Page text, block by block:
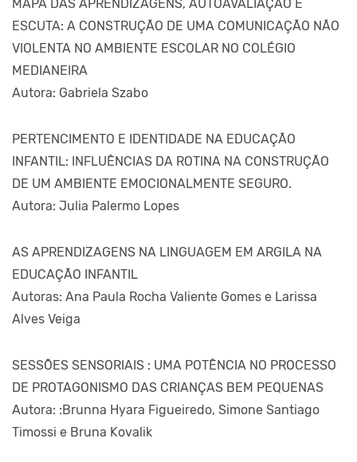
MAPA DAS APRENDIZAGENS, AUTOAVALIAÇÃO E
ESCUTA: A CONSTRUÇÃO DE UMA COMUNICAÇÃO NÃO
VIOLENTA NO AMBIENTE ESCOLAR NO COLÉGIO
MEDIANEIRA
Autora: Gabriela Szabo
PERTENCIMENTO E IDENTIDADE NA EDUCAÇÃO
INFANTIL: INFLUÊNCIAS DA ROTINA NA CONSTRUÇÃO
DE UM AMBIENTE EMOCIONALMENTE SEGURO.
Autora: Julia Palermo Lopes
AS APRENDIZAGENS NA LINGUAGEM EM ARGILA NA
EDUCAÇÃO INFANTIL
Autoras: Ana Paula Rocha Valiente Gomes e Larissa
Alves Veiga
SESSÕES SENSORIAIS : UMA POTÊNCIA NO PROCESSO
DE PROTAGONISMO DAS CRIANÇAS BEM PEQUENAS
Autora: :Brunna Hyara Figueiredo, Simone Santiago
Timossi e Bruna Kovalik